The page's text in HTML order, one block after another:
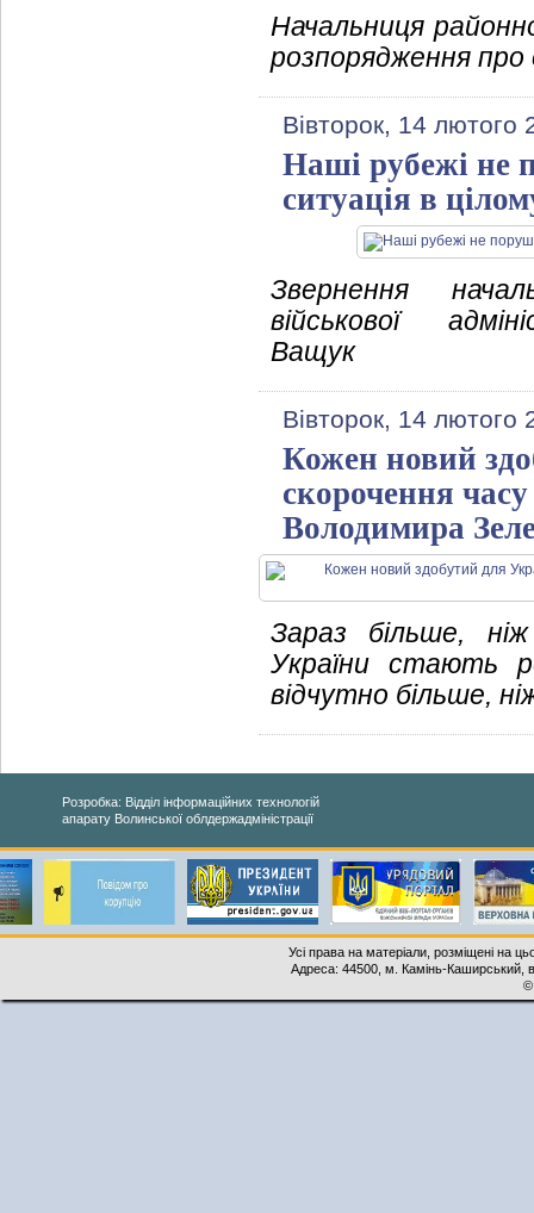
Начальниця
розпорядження
Вівторок, 14 лютого
Наші рубежі не
ситуація в
Звернення
військової
Ващук
Вівторок, 14 лютого
Кожен новий
скорочення
Володимира
Зараз більше, ніж
України стають
відчутно більше,
Розробка: Відділ інформаційних технологій
апарату Волинської облдержадміністрації
Усі права на матеріали, розміщені на
Адреса: 44500, м. Камінь-Каширський,
©